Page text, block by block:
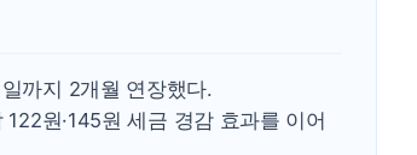
[사진] 빈살만과 에르도안의 만남
이란와이어 "이란 최고지도자 위독…곧 사망해
까지 2개월 연장했다.
원·145원 세금 경감 효과를 이어